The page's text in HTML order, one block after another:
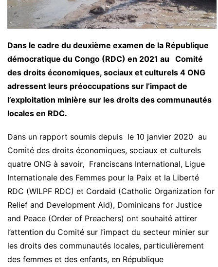
Dans le cadre du deuxième examen de la République
démocratique du Congo (RDC) en 2021 au Comité
des droits économiques, sociaux et culturels 4 ONG
adressent leurs préoccupations sur l’impact de
l’exploitation minière sur les droits des communautés
locales en RDC.
Dans un rapport soumis depuis le 10 janvier 2020 au
Comité des droits économiques, sociaux et culturels
quatre ONG à savoir, Franciscans International, Ligue
Internationale des Femmes pour la Paix et la Liberté
RDC (WILPF RDC) et Cordaid (Catholic Organization for
Relief and Development Aid), Dominicans for Justice
and Peace (Order of Preachers) ont souhaité attirer
l’attention du Comité sur l’impact du secteur minier sur
les droits des communautés locales, particulièrement
des femmes et des enfants, en République